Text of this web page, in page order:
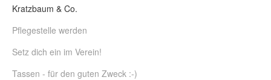
Kratzbaum & Co.
Pflegestelle werden
Setz dich ein im Verein!
Tassen - für den guten Zweck :-)